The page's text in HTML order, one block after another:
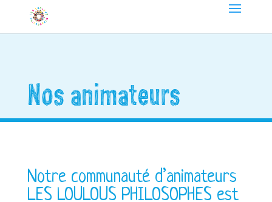
Nos animateurs
Notre communauté d’animateurs
LES LOULOUS PHILOSOPHES est